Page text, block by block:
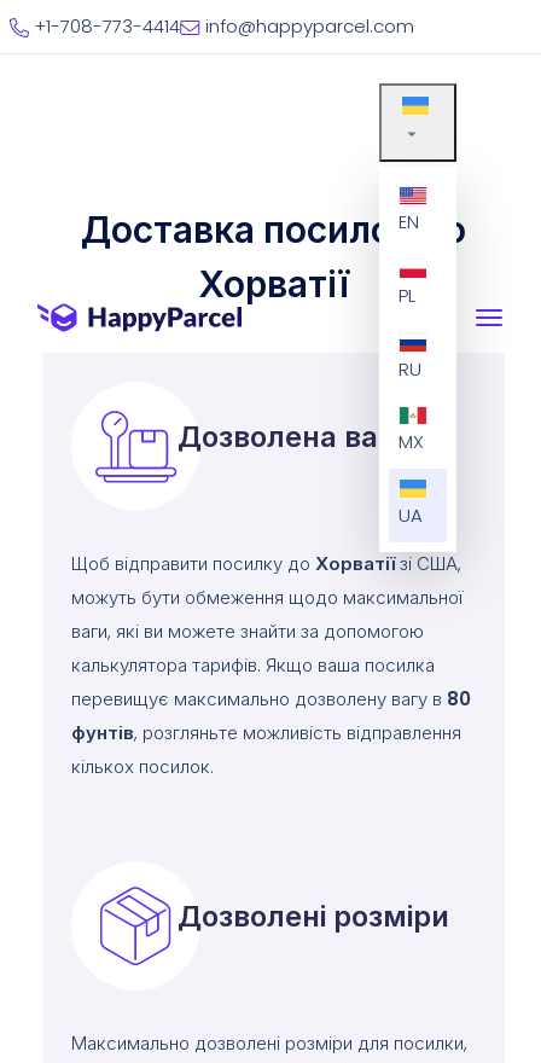
+1-708-773-4414 info@happyparcel.com
EN
PL
RU
MX
UA
Доставка посилок до
Хорватії
Дозволена вага
Щоб відправити посилку до Хорватіїзі США,
можуть бути обмеження щодо максимальної
ваги, які ви можете знайти за допомогою
калькулятора тарифів. Якщо ваша посилка
перевищує максимально дозволену вагу в 80
фунтів, розгляньте можливість відправлення
кількох посилок.
Дозволені розміри
Максимально дозволені розміри для посилки,